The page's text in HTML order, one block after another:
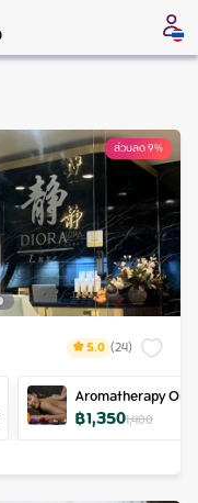
ส่วนลด 9%
5.0 (24)
Aromatherapy Oil
฿1,3501,400